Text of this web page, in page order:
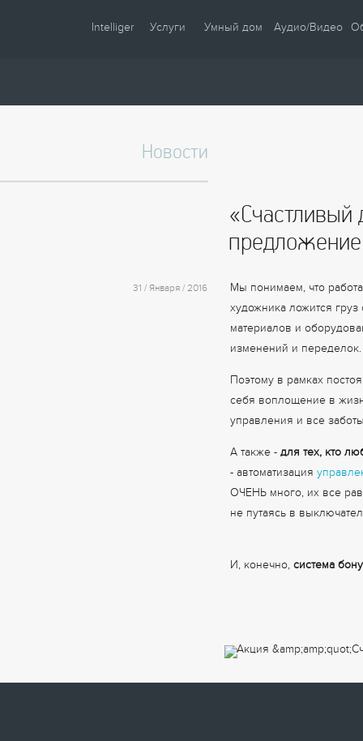
Intelliger
Партнеры
Услуги
Монтаж
Настройка
Умный дом
Управление
Климат
Аудио / Видео
Безопасность
Аудио/Видео
Новости
«Счастливый
31 / Января / 2016
Мы понимаем, что
художника ложится
материалов и
изменений и переделок.
Поэтому в рамках
себя воплощение в
управления и все
А также -для тех, кто
- автоматизация
ОЧЕНЬ много, их все
не путаясь в
И, конечно,система